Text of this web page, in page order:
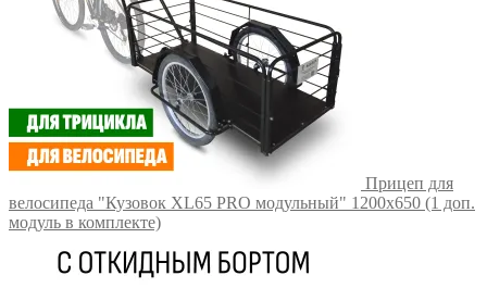
Прицеп для
велосипеда "Кузовок XL65 PRO модульный" 1200х650 (1 доп.
модуль в комплекте)